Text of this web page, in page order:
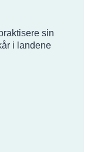
sin
i landene